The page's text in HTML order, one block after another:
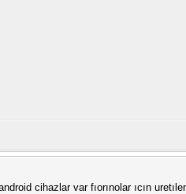
cihazlar var fıorınolar ıcın